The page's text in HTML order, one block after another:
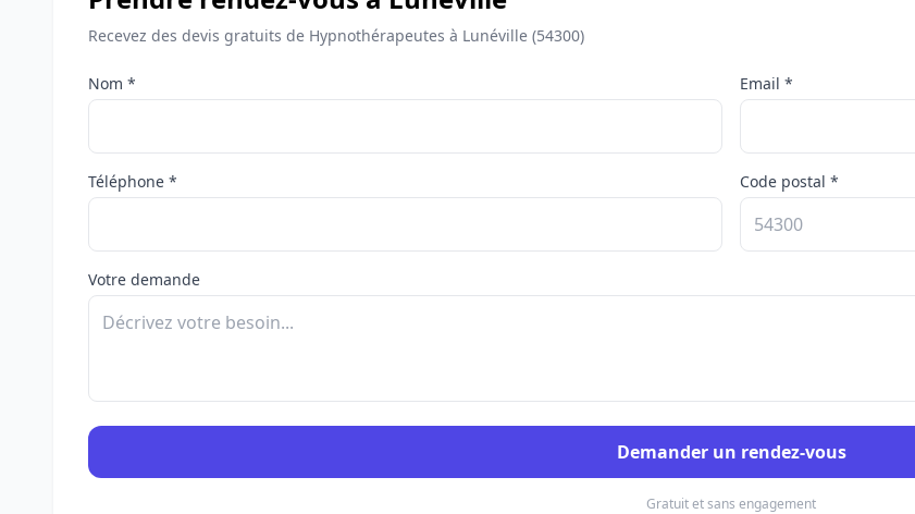
Recevez des devis gratuits de Hypnothérapeutes à Lunéville (54300)
Nom * Email *
Téléphone * Code postal *
Votre demande
Demander un rendez-vous
Gratuit et sans engagement